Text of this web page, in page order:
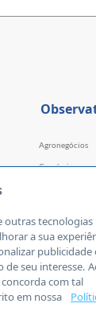
Agronegócios
Comércio
Tecnologia e
outras tecnologias
a sua
publicidade
seu interesse.
com tal
em nossa